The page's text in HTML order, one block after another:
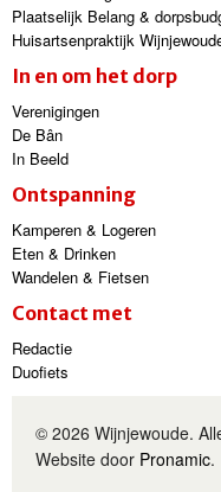
Plaatselijk Belang &
Huisartsenpraktijk
In en om het dorp
Verenigingen
De Bân
In Beeld
Ontspanning
Kamperen & Logeren
Eten & Drinken
Wandelen & Fietsen
Contact met
Redactie
Duofiets
© 2026 Wijnjewoude.
Website door Pronamic.